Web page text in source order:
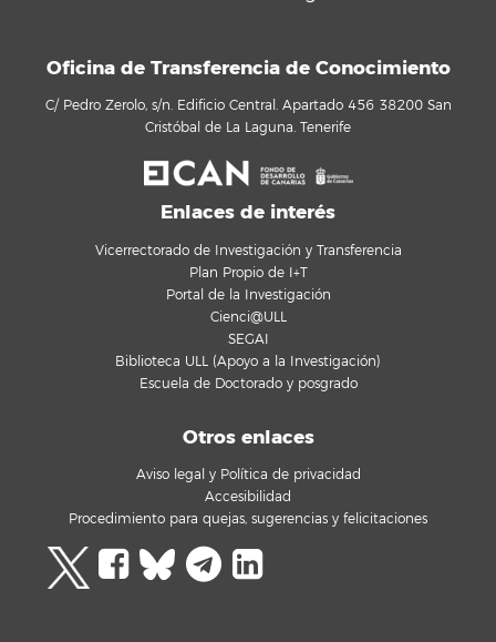
Oficina de Transferencia de Conocimiento
C/ Pedro Zerolo, s/n. Edificio Central. Apartado 456 38200 San
Cristóbal de La Laguna. Tenerife
Enlaces de interés
Vicerrectorado de Investigación y Transferencia
Plan Propio de I+T
Portal de la Investigación
Cienci@ULL
SEGAI
Biblioteca ULL (Apoyo a la Investigación)
Escuela de Doctorado y posgrado
Otros enlaces
Aviso legal y Política de privacidad
Accesibilidad
Procedimiento para quejas, sugerencias y felicitaciones